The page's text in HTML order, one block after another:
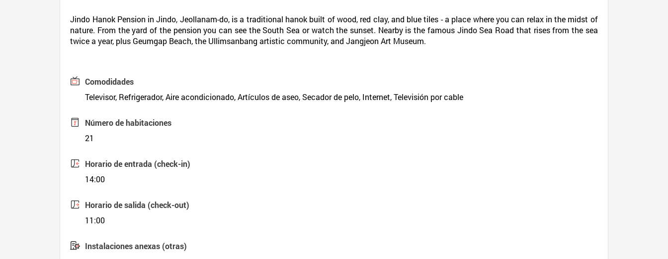
Jindo Hanok Pension in Jindo, Jeollanam-do, is a traditional hanok built of wood, red clay, and blue tiles - a place where you can relax in the midst of
nature. From the yard of the pension you can see the South Sea or watch the sunset. Nearby is the famous Jindo Sea Road that rises from the sea
twice a year, plus Geumgap Beach, the Ullimsanbang artistic community, and Jangjeon Art Museum.
Comodidades
Televisor, Refrigerador, Aire acondicionado, Artículos de aseo, Secador de pelo, Internet, Televisión por cable
Número de habitaciones
21
Horario de entrada (check-in)
14:00
Horario de salida (check-out)
11:00
Instalaciones anexas (otras)